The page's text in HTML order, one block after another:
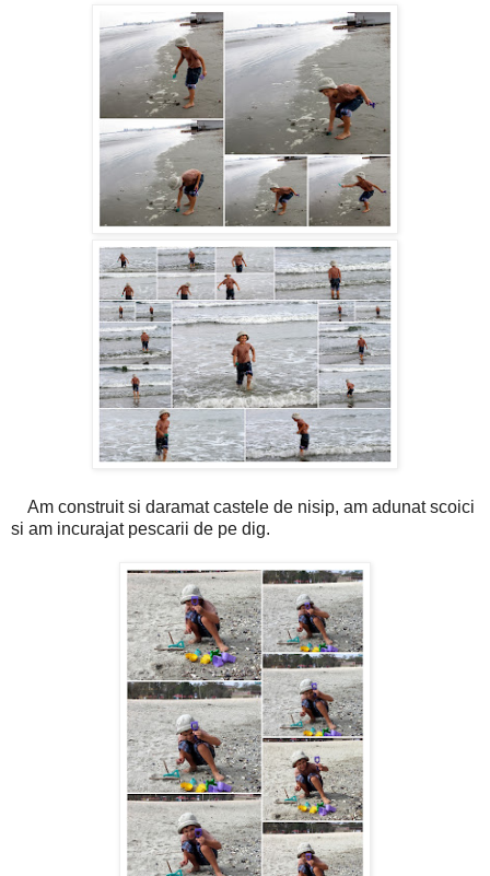
Am construit si daramat castele de nisip, am adunat scoici
si am incurajat pescarii de pe dig.